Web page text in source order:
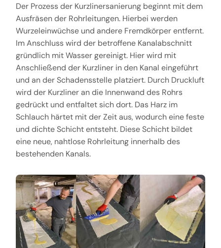
Der Prozess der Kurzlinersanierung beginnt mit dem
Ausfräsen der Rohrleitungen. Hierbei werden
Wurzeleinwüchse und andere Fremdkörper entfernt.
Im Anschluss wird der betroffene Kanalabschnitt
gründlich mit Wasser gereinigt. Hier wird mit
Anschließend der Kurzliner in den Kanal eingeführt
und an der Schadensstelle platziert. Durch Druckluft
wird der Kurzliner an die Innenwand des Rohrs
gedrückt und entfaltet sich dort. Das Harz im
Schlauch härtet mit der Zeit aus, wodurch eine feste
und dichte Schicht entsteht. Diese Schicht bildet
eine neue, nahtlose Rohrleitung innerhalb des
bestehenden Kanals.